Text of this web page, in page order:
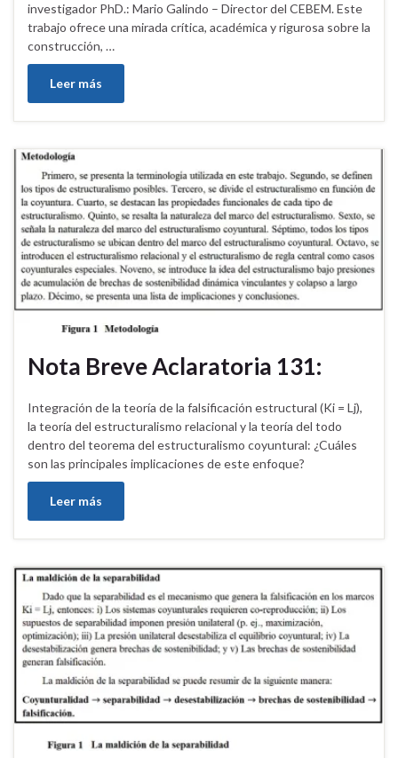
investigador PhD.: Mario Galindo – Director del CEBEM. Este
trabajo ofrece una mirada crítica, académica y rigurosa sobre la
construcción, …
Leer más
Nota Breve Aclaratoria 131:
Integración de la teoría de la falsificación estructural (Ki = Lj),
la teoría del estructuralismo relacional y la teoría del todo
dentro del teorema del estructuralismo coyuntural: ¿Cuáles
son las principales implicaciones de este enfoque?
Leer más